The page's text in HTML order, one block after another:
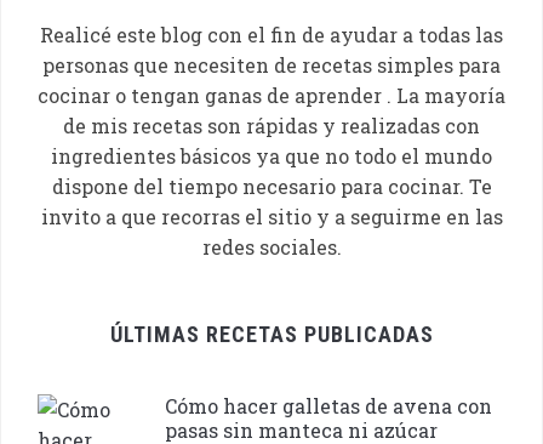
Realicé este blog con el fin de ayudar a todas las
personas que necesiten de recetas simples para
cocinar o tengan ganas de aprender . La mayoría
de mis recetas son rápidas y realizadas con
ingredientes básicos ya que no todo el mundo
dispone del tiempo necesario para cocinar. Te
invito a que recorras el sitio y a seguirme en las
redes sociales.
ÚLTIMAS RECETAS PUBLICADAS
Cómo hacer galletas de avena con
pasas sin manteca ni azúcar